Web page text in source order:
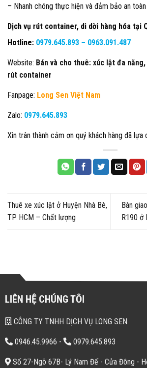
– Nhanh chóng thực hiện và đảm bảo an
Dịch vụ rút container, di dời hàng hóa tại
Hotline: 0979.645.893 – 0963.091.487
Website: Bán và cho thuê: xúc lật đa
rút container
Fanpage: Long Sen Việt Nam
Zalo: 0979.645.893
Xin trân thành cảm ơn quý khách hàng đã lựa
Thuê xe xúc lật ở Huyện Nhà Bè,
TP HCM – Chất lượng
Bàn
R190 ở
LIÊN HỆ CHÚNG TÔI
CÔNG TY TNHH DỊCH VỤ LONG SEN
0946.45.9966 - 0979.645.893
Số 27-Ngõ 67B- Lý Nam Đế - Cửa Đông -